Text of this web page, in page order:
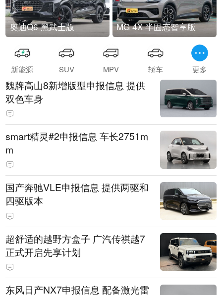
奥迪Q6 黑武士版 MG 4X 半固态智享版
新能源 SUV MPV 轿车 更多
魏牌高山8新增版型申报信息 提供
双色车身
smart精灵#2申报信息 车长2751m
m
国产奔驰VLE申报信息 提供两驱和
四驱版本
超舒适的越野方盒子 广汽传祺越7
正式开启先享计划
东风日产NX7申报信息 配备激光雷